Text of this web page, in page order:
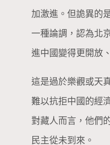
加激進。但詭異的
一種論調，認為北
進中國變得更開放
這是過於樂觀或天
難以抗拒中國的經
對藏人而言，他們
民主從未到來。